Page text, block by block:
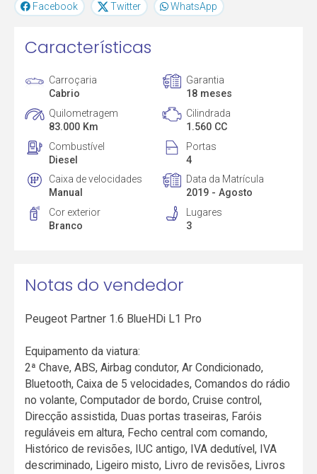
Facebook Twitter WhatsApp
Características
Carroçaria
Cabrio
Garantia
18 meses
Quilometragem
83.000 Km
Cilindrada
1.560 CC
Combustível
Diesel
Portas
4
Caixa de velocidades
Manual
Data da Matrícula
2019 - Agosto
Cor exterior
Branco
Lugares
3
Notas do vendedor
Peugeot Partner 1.6 BlueHDi L1 Pro
Equipamento da viatura:
2ª Chave, ABS, Airbag condutor, Ar Condicionado,
Bluetooth, Caixa de 5 velocidades, Comandos do rádio
no volante, Computador de bordo, Cruise control,
Direcção assistida, Duas portas traseiras, Faróis
reguláveis em altura, Fecho central com comando,
Histórico de revisões, IUC antigo, IVA dedutível, IVA
descriminado, Ligeiro misto, Livro de revisões, Livros